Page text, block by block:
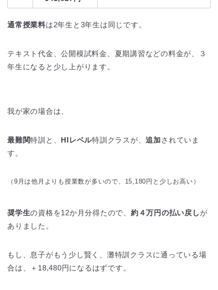
通常授業料は2年生と3年生は同じです。
テキスト代金、公開模試料金、夏期講習などの料金が、３
年生になると少し上がります。
我が家の場合は、
最難関特訓と、 HIレベル特訓クラスが、追加 されていま
す。
（9月は他月よりも授業数が多いので、15,180円と少しお高い）
奨学生の資格を12か月分得たので、 約４万円の払い戻しが
ありました。
もし、息子がもう少し賢く、灘特訓クラスに通っている場
合は、＋18,480円になるはずです。